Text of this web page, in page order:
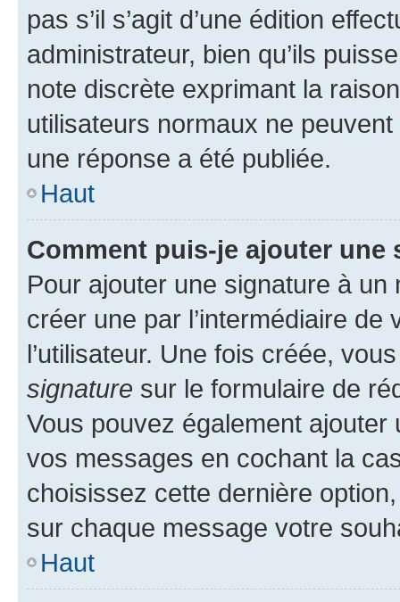
pas s’il s’agit d’une édition
administrateur, bien qu’ils
note discrète exprimant la
utilisateurs normaux ne
une réponse a été publiée.
Haut
Comment puis-je ajouter une
Pour ajouter une signature à un
créer une par l’intermédiaire
l’utilisateur. Une fois créée,
signature sur le formulaire de
Vous pouvez également
vos messages en cochant la
choisissez cette dernière
sur chaque message votre
Haut